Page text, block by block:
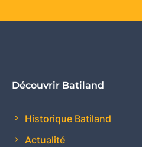
Découvrir Batiland
Historique Batiland
Actualité